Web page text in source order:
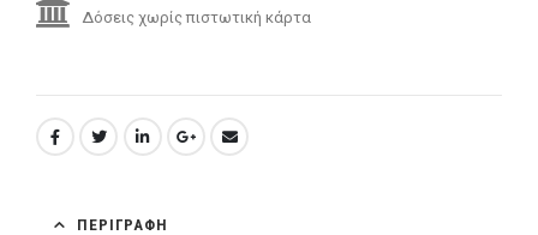
Δόσεις χωρίς πιστωτική κάρτα
ΠΕΡΙΓΡΑΦΉ